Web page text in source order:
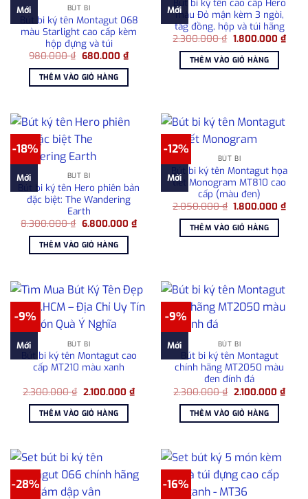
Mới BÚT BI
Bút bi ký tên Montagut 068
màu Starlight cao cấp kèm
hộp đựng và túi
980.000₫ Giá
là:
980.000 ₫.
680.000 ₫Giá
hiện
680.000 ₫.
THÊM VÀO GIỎ HÀNG
Mới
Bút bi ký tên cao cấp Hero
màu Đỏ mận kèm 3 ngòi,
tag đồng, hộp và túi hãng
2.300.000₫ Giá
là:
2.300.000 ₫.
1.800.000 ₫Giá
hiện
THÊM VÀO GIỎ HÀNG
-18%
Mới BÚT BI
Bút bi ký tên Hero phiên bản
đặc biệt: The Wandering
Earth
8.300.000₫ Giá
là:
8.300.000 ₫.
6.800.000 ₫Giá
THÊM VÀO GIỎ HÀNG
-12%
Mới
BÚT BI
Bút bi ký tên Montagut họa
tiết Monogram MT810 cao
cấp (màu đen)
2.050.000₫ Giá
là:
2.050.000 ₫.
1.800.000₫Giá
THÊM VÀO GIỎ HÀNG
-9%
Mới BÚT BI
Bút bi ký tên Montagut cao
cấp MT210 màu xanh
2.300.000₫ Giá
là:
2.300.000 ₫.
2.100.000 ₫Giá
hiện
2.100.000 ₫.
THÊM VÀO GIỎ HÀNG
-9%
Mới BÚT BI
Bút bi ký tên Montagut
chính hãng MT2050 màu
đen đính đá
2.300.000₫ Giá
là:
2.300.000 ₫.
2.100.000 ₫Giá
hiện
THÊM VÀO GIỎ HÀNG
-28% -16%